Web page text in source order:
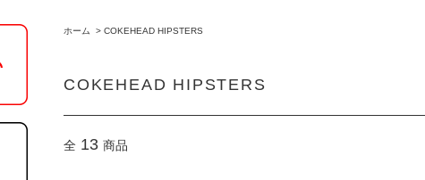
ホーム > COKEHEAD HIPSTERS
COKEHEAD HIPSTERS
全 13 商品